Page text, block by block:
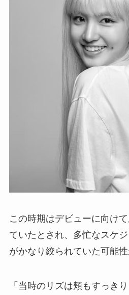
この時期はデビューに向け
ていたとされ、多忙なスケ
がかなり絞られていた可能性
「当時のリズは頬もすっき